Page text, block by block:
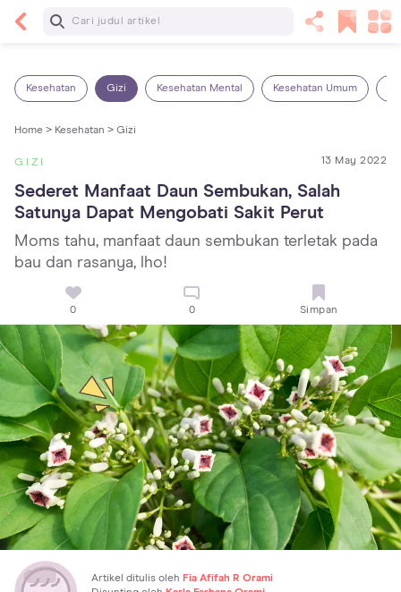
Baca Selanjutnya
Kesehatan Gizi Kesehatan Mental Kesehatan Umum
Home > Kesehatan > Gizi
GIZI 13 May 2022
Sederet Manfaat Daun Sembukan, Salah
Satunya Dapat Mengobati Sakit Perut
Moms tahu, manfaat daun sembukan terletak pada
bau dan rasanya, lho!
0 0 Simpan
Artikel ditulis oleh Fia Afifah R Orami